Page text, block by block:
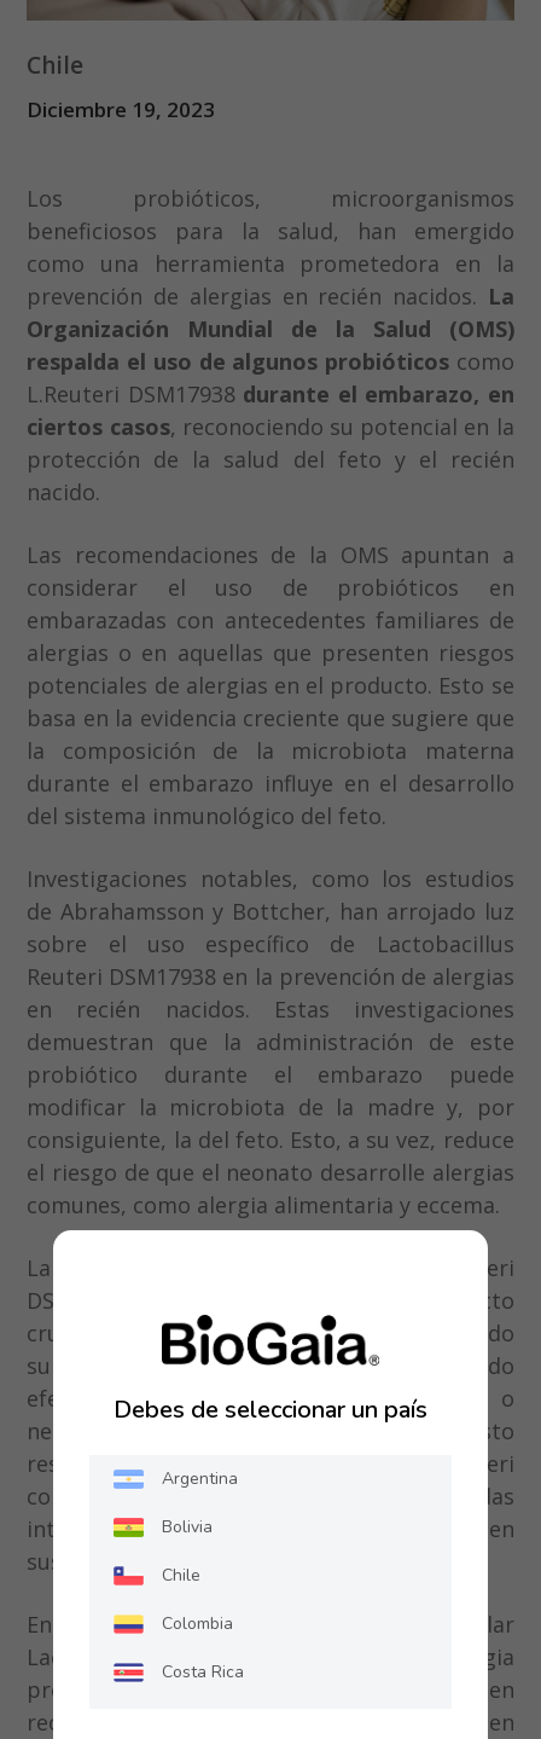
Debes de seleccionar un país
Argentina
Bolivia
Chile
Colombia
Costa Rica
Chile
Diciembre 19, 2023
Los probióticos, microorganismos
beneficiosos para la salud, han emergido
como una herramienta prometedora en la
prevención de alergias en recién nacidos. La
Organización Mundial de la Salud (OMS)
respalda el uso de algunos probióticoscomo
L.Reuteri DSM17938 durante el embarazo, en
ciertos casos, reconociendo su potencial en la
protección de la salud del feto y el recién
nacido.
Las recomendaciones de la OMS apuntan a
considerar el uso de probióticos en
embarazadas con antecedentes familiares de
alergias o en aquellas que presenten riesgos
potenciales de alergias en el producto. Esto se
basa en la evidencia creciente que sugiere que
la composición de la microbiota materna
durante el embarazo influye en el desarrollo
del sistema inmunológico del feto.
Investigaciones notables, como los estudios
de Abrahamsson y Bottcher, han arrojado luz
sobre el uso específico de Lactobacillus
Reuteri DSM17938 en la prevención de alergias
en recién nacidos. Estas investigaciones
demuestran que la administración de este
probiótico durante el embarazo puede
modificar la microbiota de la madre y, por
consiguiente, la del feto. Esto, a su vez, reduce
el riesgo de que el neonato desarrolle alergias
comunes, como alergia alimentaria y eccema.
La seguridad de Lactobacillus Reuteri
DSM17938 en embarazadas es un aspecto
crucial. Numerosos estudios han confirmado
su perfil de seguridad. No se han reportado
efectos adversos graves en madres o
neonatos relacionados con su uso. Esto
respalda la elección de Lactobacillus Reuteri
como un probiótico seguro para embarazadas
interesadas en la prevención de alergias en
sus hijos.
En conclusión, los probióticos, en particular
Lactobacillus Reuteri, ofrecen una estrategia
prometedora en la prevención de alergias en
recién nacidos. La OMS respalda su uso en